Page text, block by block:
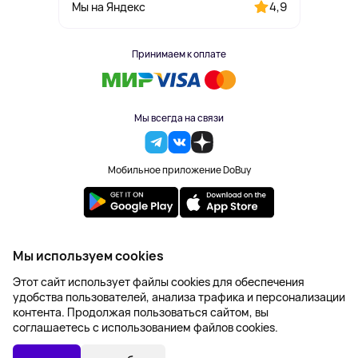
Мы на Яндекс 4,9
Принимаем к оплате
Мы всегда на связи
Мобильное приложение DoBuy
2023-2026 © DoBuy. Все права защищены
Правила обработки персональных данных
Пользовательское соглашение
Оферта
Создание сайта – NetLab
Мы используем cookies
Этот сайт использует файлы cookies для обеспечения
удобства пользователей, анализа трафика и персонализации
контента. Продолжая пользоваться сайтом, вы
соглашаетесь с использованием файлов cookies.